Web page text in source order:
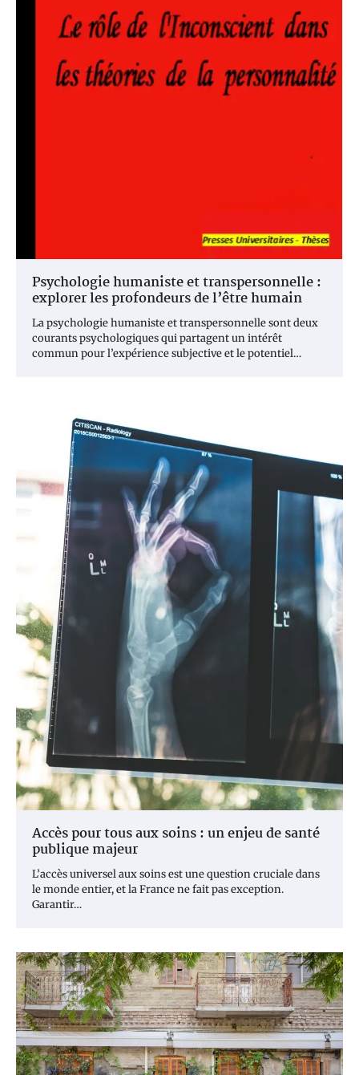
Psychologie humaniste et transpersonnelle :
explorer les profondeurs de l’être humain
La psychologie humaniste et transpersonnelle sont deux
courants psychologiques qui partagent un intérêt
commun pour l’expérience subjective et le potentiel…
Accès pour tous aux soins : un enjeu de santé
publique majeur
L’accès universel aux soins est une question cruciale dans
le monde entier, et la France ne fait pas exception.
Garantir…